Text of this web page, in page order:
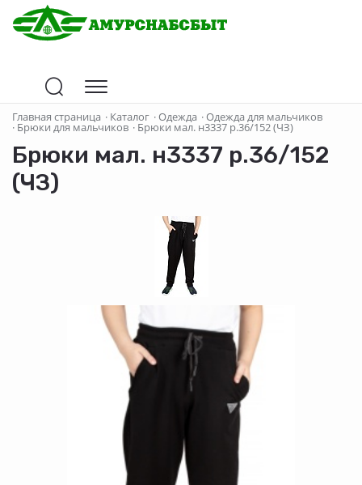
Главная страница · Каталог ·Одежда ·Одежда для мальчиков
· Брюки для мальчиков · Брюки мал. н3337 р.36/152 (ЧЗ)
Брюки мал. н3337 р.36/152
(ЧЗ)